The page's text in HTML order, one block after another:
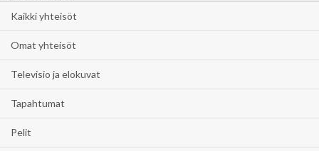
Kaikki yhteisöt
Omat yhteisöt
Televisio ja elokuvat
Tapahtumat
Pelit